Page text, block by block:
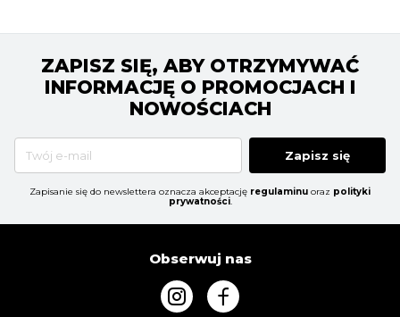
ZAPISZ SIĘ, ABY OTRZYMYWAĆ
INFORMACJĘ O PROMOCJACH I
NOWOŚCIACH
Zapisz się
Zapisanie się do newslettera oznacza akceptację regulaminu oraz polityki
prywatności.
Obserwuj nas